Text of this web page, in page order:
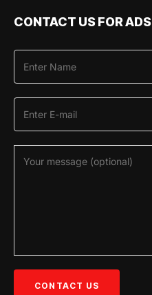
CONTACT US FOR ADS